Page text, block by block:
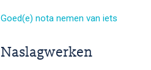
Goed(e) nota nemen van iets
Naslagwerken